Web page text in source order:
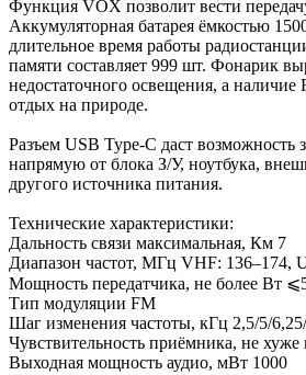
Функция VOX позволит вести
Аккумуляторная батарея ёмкостью
длительное время работы
памяти составляет 999 шт. Фонарик
недостаточного освещения, а
отдых на природе.
Разъем USB Type-C даст возможность
напрямую от блока З/У, ноутбука,
другого источника питания.
Технические характеристики:
Дальность связи максимальная, Км 7
Диапазон частот, МГц VHF: 136–174,
Мощность передатчика, не более Вт
Тип модуляции FM
Шаг изменения частоты, кГц 2,5/5/
Чувствительность приёмника, не
Выходная мощность аудио, мВт 1000